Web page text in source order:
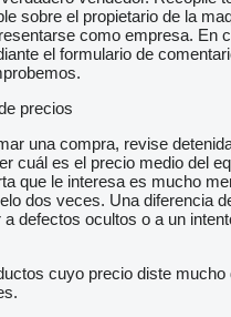
sobre el propietario de la
como empresa. En
el formulario de
precios
una compra, revise
cuál es el precio medio del
que le interesa es mucho
dos veces. Una diferencia
a defectos ocultos o a un
cuyo precio diste mucho